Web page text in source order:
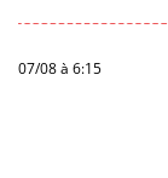
07/08 à 6:15